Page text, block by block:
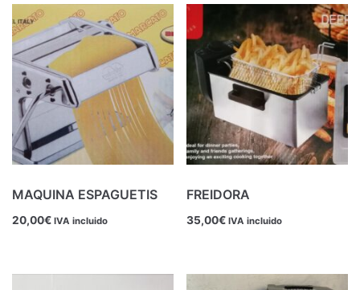
MAQUINA ESPAGUETIS
20,00€ IVA incluido
FREIDORA
35,00€ IVA incluido